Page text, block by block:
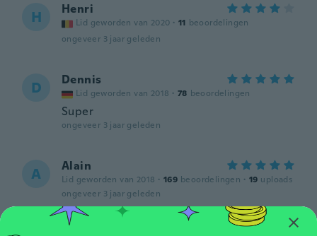
H Henri
Lid geworden van 2020 · 11 beoordelingen
ongeveer 3 jaar geleden
D Dennis
Lid geworden van 2018 · 78 beoordelingen
Super
ongeveer 3 jaar geleden
A Alain
Lid geworden van 2018 · 169 beoordelingen · 19 uploads
ongeveer 3 jaar geleden